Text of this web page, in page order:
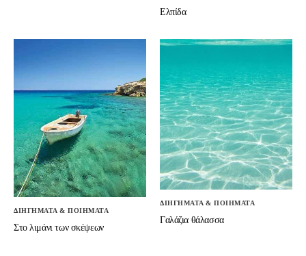
Ελπίδα
ΔΙΗΓΗΜΑΤΑ & ΠΟΙΗΜΑΤΑ
Στο λιμάνι των σκέψεων
ΔΙΗΓΗΜΑΤΑ & ΠΟΙΗΜΑΤΑ
Γαλάζια θάλασσα